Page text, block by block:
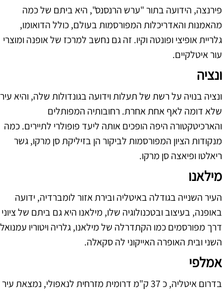
פירנצה, הידועה בתור "ערש הרנסנס", היא ביתם של כמה
מהאמנות והאדריכלות המפורסמות בעולם, כולל הדואומו,
גלריית אופיצי ופונטה וקיו. זה גם נחשב למרכז של אופנה ומוצרי
עור איטלקיים.
ונציה
ונציה בנויה על רשת של תעלות וידועה בגונדולות שלה, והיא עיר
שלא דומה לאף אחת אחרת. רחובותיה המפותלים
והארכיטקטורה היפה הופכים אותה ליעד פופולרי לתיירים. כמה
מנקודות הציון המפורסמות לביקור הן בזיליקת סן מרקו, גשר
ריאלטו ופיאצה סן מרקו.
מילאנו
העיר השנייה בגודלה באיטליה ובירת אזור לומברדיה, ידועה
באופנה, בעיצוב ובטכנולוגיה שלו, מילאנו היא גם ביתם של ציוני
דרך מפורסמים כמו הקתדרלה של מילאנו, גלריה ויטוריו עמנואל
השני ובית האופרה האייקוני לה סקאלה.
אמלפי
בדרום איטליה, כ 37 ק"מ דרומית מזרחית לנאפולי, נמצאת עיר